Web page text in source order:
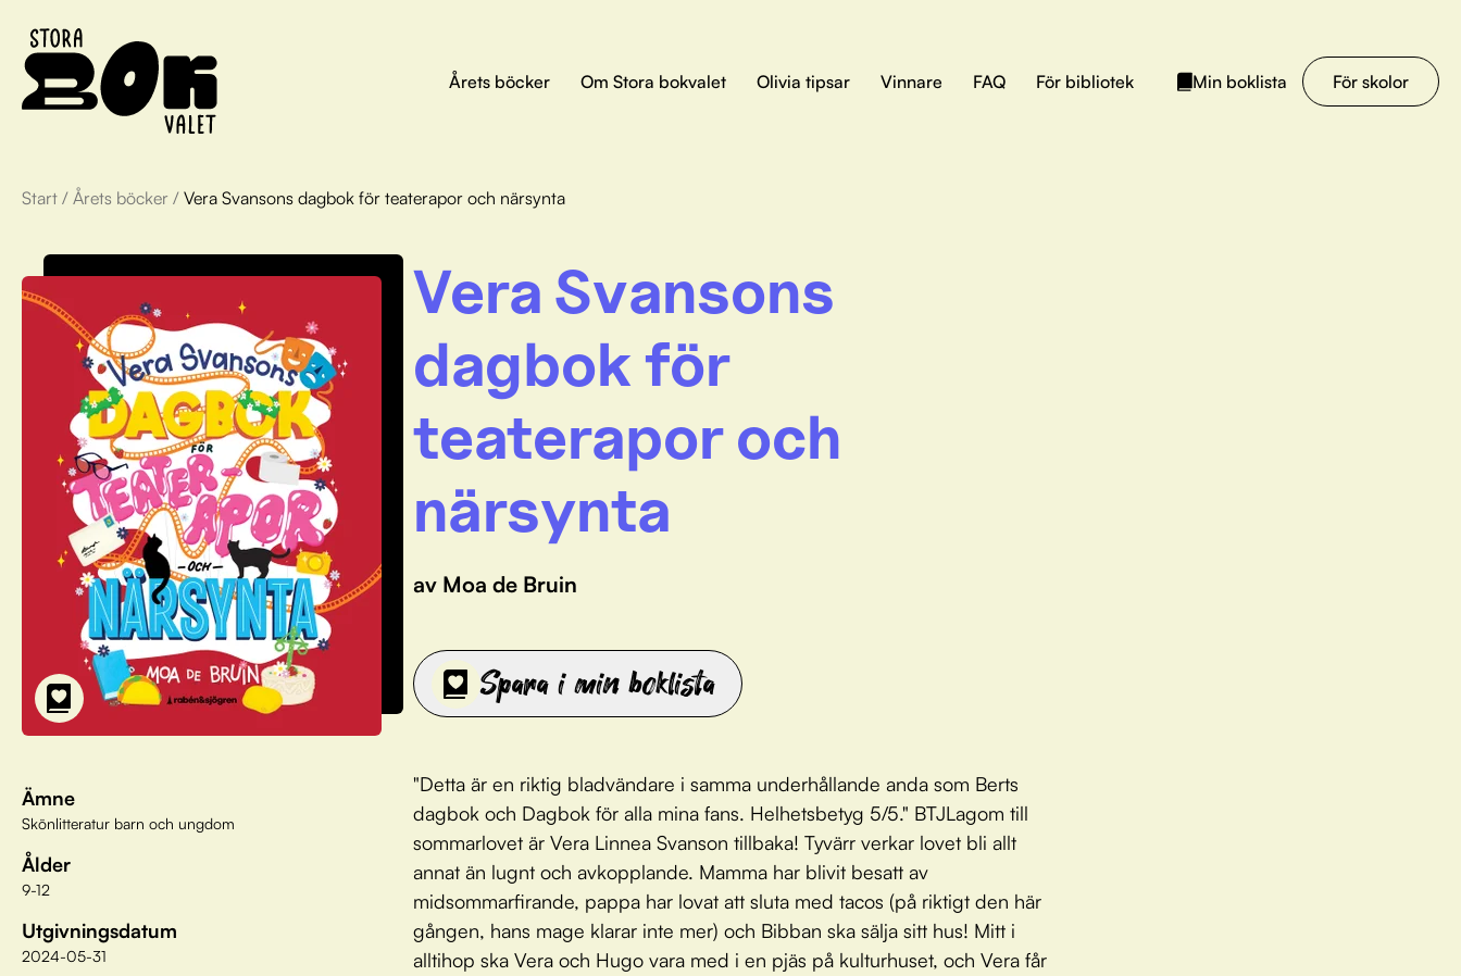
Årets böcker Om Stora bokvalet Olivia tipsar Vinnare FAQ För bibliotek Min boklista För skolor
Start / Årets böcker / Vera Svansons dagbok för teaterapor och närsynta
Ämne
Skönlitteratur barn och ungdom
Ålder
9-12
Utgivningsdatum
2024-05-31
Vera Svansons
dagbok för
teaterapor och
närsynta
av Moa de Bruin
Spara i min boklista
"Detta är en riktig bladvändare i samma underhållande anda som Berts
dagbok och Dagbok för alla mina fans. Helhetsbetyg 5/5." BTJLagom till
sommarlovet är Vera Linnea Svanson tillbaka! Tyvärr verkar lovet bli allt
annat än lugnt och avkopplande. Mamma har blivit besatt av
midsommarfirande, pappa har lovat att sluta med tacos (på riktigt den här
gången, hans mage klarar inte mer) och Bibban ska sälja sitt hus! Mitt i
alltihop ska Vera och Hugo vara med i en pjäs på kulturhuset, och Vera får